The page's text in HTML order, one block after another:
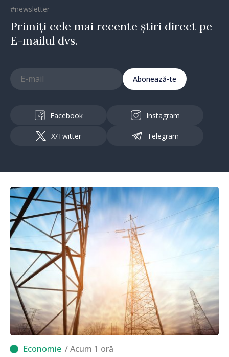
#newsletter
Primiți cele mai recente știri direct pe
E-mailul dvs.
Abonează-te
Facebook Instagram
X/Twitter Telegram
/ Acum 1 oră